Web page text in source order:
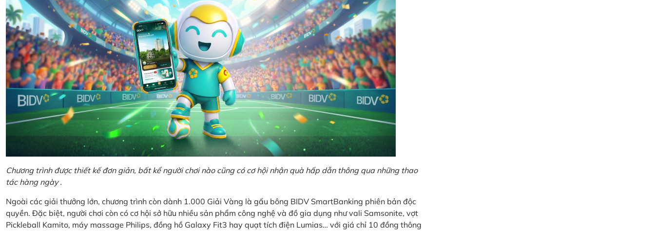
Chương trình được thiết kế đơn giản, bất kể người chơi nào cũng có cơ hội nhận quà hấp dẫn thông qua những thao
tác hàng ngày .
Ngoài các giải thưởng lớn, chương trình còn dành 1.000 Giải Vàng là gấu bông BIDV SmartBanking phiên bản độc
quyền. Đặc biệt, người chơi còn có cơ hội sở hữu nhiều sản phẩm công nghệ và đồ gia dụng như vali Samsonite, vợt
Pickleball Kamito, máy massage Philips, đồng hồ Galaxy Fit3 hay quạt tích điện Lumias… với giá chỉ 10 đồng thông